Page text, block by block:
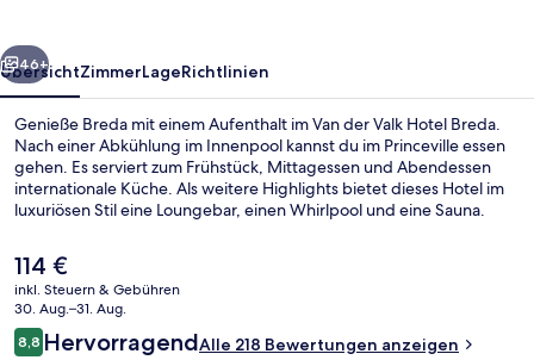
Weiter
46+
ÜbersichtZimmerLageRichtlinien
Genieße Breda mit einem Aufenthalt im Van der Valk Hotel Breda.
Nach einer Abkühlung im Innenpool kannst du im Princeville essen
gehen. Es serviert zum Frühstück, Mittagessen und Abendessen
internationale Küche. Als weitere Highlights bietet dieses Hotel im
luxuriösen Stil eine Loungebar, einen Whirlpool und eine Sauna.
Der
aktuelle
Preis
beträgt
114 €.
114 €
inkl. Steuern & Gebühren
30. Aug.–31. Aug.
Bewertungen
8,88,8 von 10.
HervorragendAlle 218 Bewertungen anzeigen